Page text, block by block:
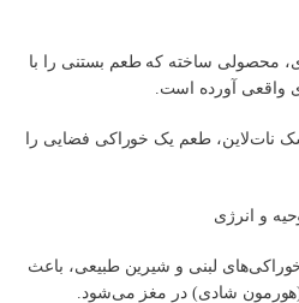
محصولی ساخته که طعم بستنی را با
واقعی آورده است.
نات‌لاین، طعم یک خوراکی فضایی را
و انرژی
لبنی و شیرین طبیعی، باعث
شادی) در مغز می‌شود.